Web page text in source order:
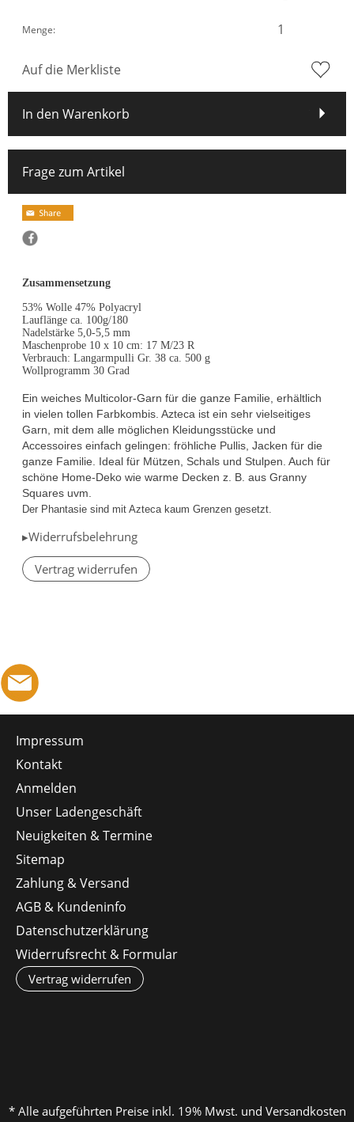
Menge:
Auf die Merkliste
In den Warenkorb
Frage zum Artikel
Zusammensetzung
53% Wolle 47% Polyacryl
Lauflänge ca. 100g/180
Nadelstärke 5,0-5,5 mm
Maschenprobe 10 x 10 cm: 17 M/23 R
Verbrauch: Langarmpulli Gr. 38 ca. 500 g
Wollprogramm 30 Grad
Ein weiches Multicolor-Garn für die ganze Familie, erhältlich
in vielen tollen Farbkombis. Azteca ist ein sehr vielseitiges
Garn, mit dem alle möglichen Kleidungsstücke und
Accessoires einfach gelingen: fröhliche Pullis, Jacken für die
ganze Familie. Ideal für Mützen, Schals und Stulpen. Auch für
schöne Home-Deko wie warme Decken z. B. aus Granny
Squares uvm.
Der Phantasie sind mit Azteca kaum Grenzen gesetzt.
▸Widerrufsbelehrung
Vertrag widerrufen
Impressum
Kontakt
Anmelden
Unser Ladengeschäft
Neuigkeiten & Termine
Sitemap
Zahlung & Versand
AGB & Kundeninfo
Datenschutzerklärung
Widerrufsrecht & Formular
Vertrag widerrufen
* Alle aufgeführten Preise inkl. 19% Mwst. und Versandkosten